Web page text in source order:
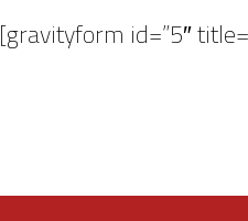
[gravityform id=”5″